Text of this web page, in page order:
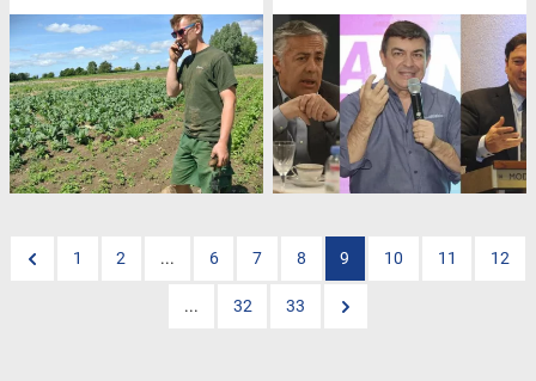
1 2 ... 6 7 8 9 10 11 12
... 32 33